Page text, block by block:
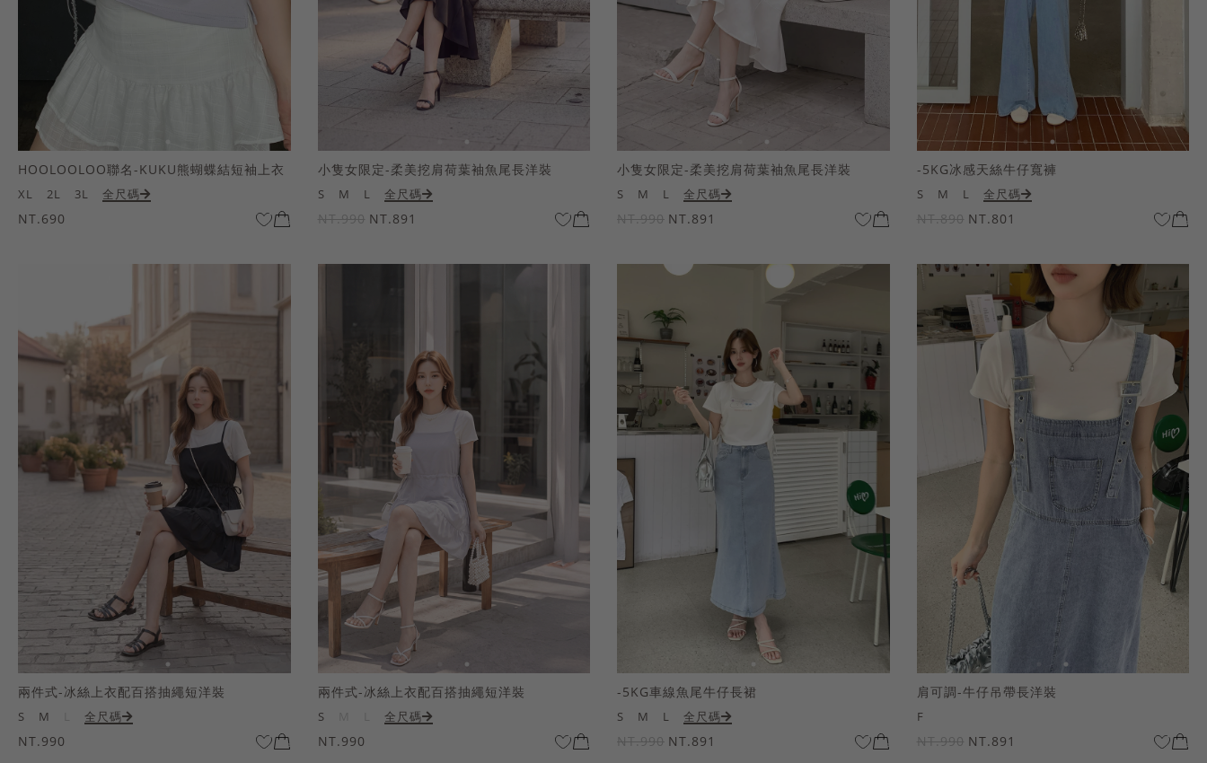
HOOLOOLOO聯名-KUKU熊蝴蝶結短袖上衣
XL 2L 3L 全尺碼
NT.690
小隻女限定-柔美挖肩荷葉袖魚尾長洋裝
S M L 全尺碼
NT.990 NT.891
小隻女限定-柔美挖肩荷葉袖魚尾長洋裝
S M L 全尺碼
NT.990 NT.891
-5KG冰感天絲牛仔寬褲
S M L 全尺碼
NT.890 NT.801
兩件式-冰絲上衣配百搭抽繩短洋裝
S M 全尺碼
NT.990
兩件式-冰絲上衣配百搭抽繩短洋裝
S 全尺碼
NT.990
-5KG車線魚尾牛仔長裙
S M L 全尺碼
NT.990 NT.891
肩可調-牛仔吊帶長洋裝
F
NT.990 NT.891